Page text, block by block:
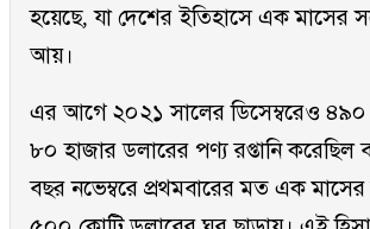
হয়েছে, যা দেশের ইতিহাসে এক মাসের
আয়।
এর আগে ২০২১ সালের ডিসেম্বরেও
৮০ হাজার ডলারের পণ্য রপ্তানি করেছিল
বছর নভেম্বরে প্রথমবারের মত এক মাসের